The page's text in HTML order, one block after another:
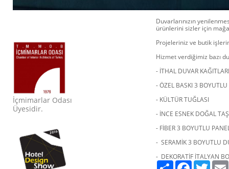
İçmimarlar Odası
Üyesidir.
Duvarlarınızın
ürünlerini sizler için
Projeleriniz ve butik
Hizmet verdiğimiz bazı
- İTHAL DUVAR
- ÖZEL BASKI 3
- KÜLTÜR TUĞLASI
- İNCE ESNEK DOĞAL
- FİBER 3 BOYUTLU
- SERAMİK 3 BOYUTLU
- DEKORATİF İTALYAN
Paylaş Facebook